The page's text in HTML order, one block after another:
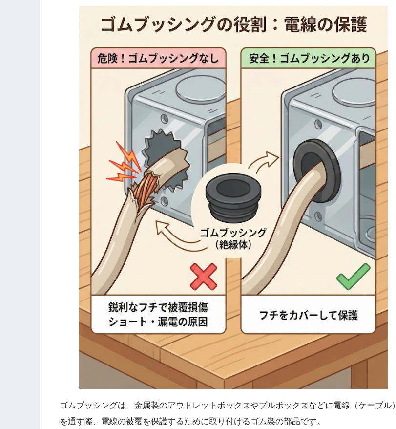
ゴムブッシングは、金属製のアウトレットボックスやプルボックスなどに電線（ケーブル）
を通す際、電線の被覆を保護するために取り付けるゴム製の部品です。